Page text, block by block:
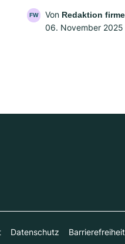
FW Von Redaktion
06. November 2025
Datenschutz Barrierefreiheit